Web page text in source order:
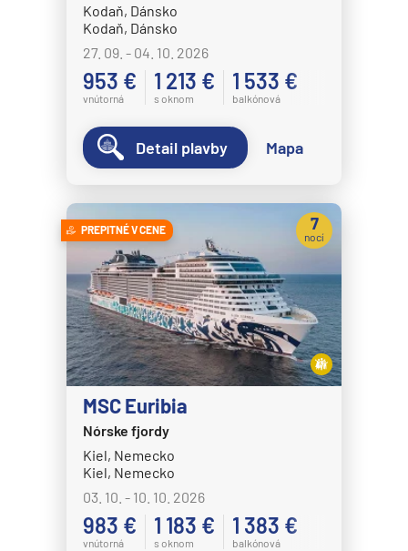
Kodaň, Dánsko
Kodaň, Dánsko
27. 09. - 04. 10. 2026
953 €
vnútorná
1 213 €
s oknom
1 533 €
balkónová
Detail plavby Mapa
PREPITNÉ V CENE
MSC Euribia
Nórske fjordy
Kiel, Nemecko
Kiel, Nemecko
03. 10. - 10. 10. 2026
983 €
vnútorná
1 183 €
s oknom
1 383 €
balkónová
7
nocí